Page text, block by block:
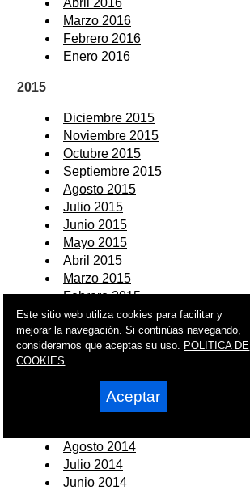
Abril 2016
Marzo 2016
Febrero 2016
Enero 2016
2015
Diciembre 2015
Noviembre 2015
Octubre 2015
Septiembre 2015
Agosto 2015
Julio 2015
Junio 2015
Mayo 2015
Abril 2015
Marzo 2015
Febrero 2015
Enero 2015
2014
Noviembre 2014
Octubre 2014
Agosto 2014
Julio 2014
Junio 2014
Este sitio web utiliza cookies para facilitar y
mejorar la navegación. Si continúas navegando,
consideramos que aceptas su uso. POLITICA DE
COOKIES
Aceptar